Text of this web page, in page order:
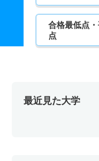
合格最低点
点
最近見た大学